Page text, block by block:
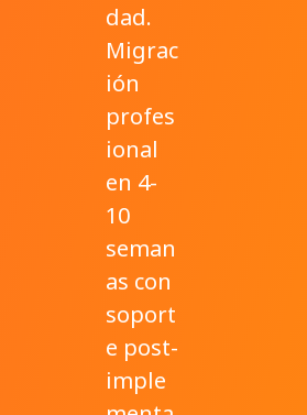
dad.
Migrac
ión
profes
ional
en 4-
10
seman
as con
soport
e post-
imple